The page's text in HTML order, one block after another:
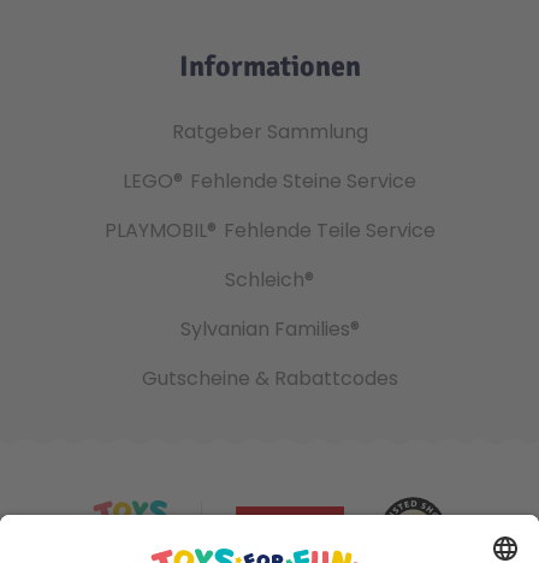
Informationen
Ratgeber Sammlung
LEGO® Fehlende Steine Service
PLAYMOBIL® Fehlende Teile Service
Schleich®
Sylvanian Families®
Gutscheine & Rabattcodes